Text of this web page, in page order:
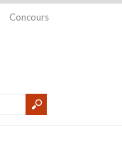
Concours